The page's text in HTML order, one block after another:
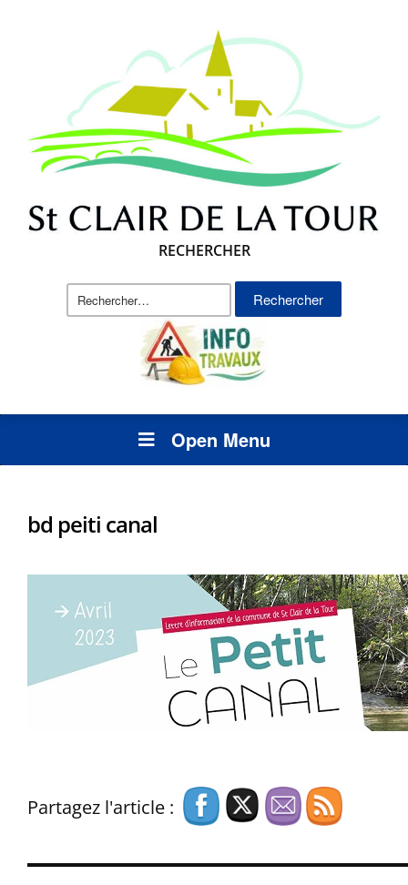
RECHERCHER
Rechercher :
Open Menu
bd peiti canal
Partagez l'article :